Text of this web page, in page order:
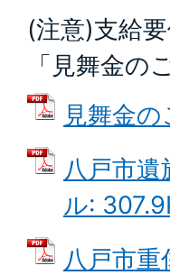
(注意)支給
「見舞金の
見舞金
八戸市
ル:
八戸市